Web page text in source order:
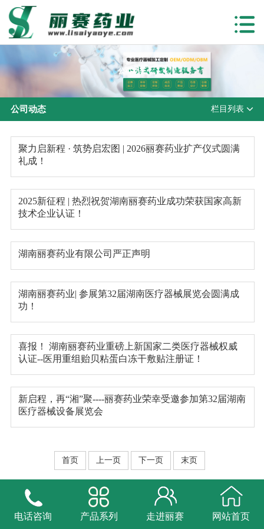
公司动态
公司动态 栏目列表
聚力启新程 · 筑势启宏图 | 2026丽赛药业扩产仪式圆满
礼成！
2025新征程 | 热烈祝贺湖南丽赛药业成功荣获国家高新
技术企业认证！
湖南丽赛药业有限公司严正声明
湖南丽赛药业| 参展第32届湖南医疗器械展览会圆满成
功！
喜报！ 湖南丽赛药业重磅上新国家二类医疗器械权威
认证--医用重组贻贝粘蛋白冻干敷贴注册证！
新启程，再“湘”聚----丽赛药业荣幸受邀参加第32届湖南
医疗器械设备展览会
首页 上一页 下一页 末页
电话咨询 产品系列 走进丽赛 网站首页